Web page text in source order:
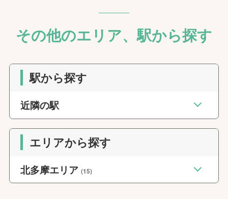
その他のエリア、駅から探す
駅から探す
近隣の駅
エリアから探す
北多摩エリア(15)